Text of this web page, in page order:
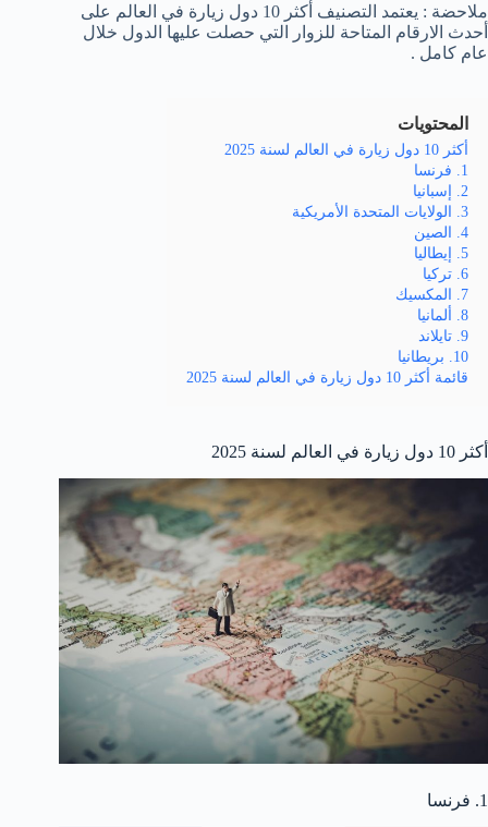
ملاحضة : يعتمد التصنيف أكثر 10 دول زيارة في العالم على
أحدث الارقام المتاحة للزوار التي حصلت عليها الدول خلال
عام كامل .
المحتويات
أكثر 10 دول زيارة في العالم لسنة 2025
1. فرنسا
2. إسبانيا
3. الولايات المتحدة الأمريكية
4. الصين
5. إيطاليا
6. تركيا
7. المكسيك
8. ألمانيا
9. تايلاند
10. بريطانيا
قائمة أكثر 10 دول زيارة في العالم لسنة 2025
أكثر 10 دول زيارة في العالم لسنة 2025
1. فرنسا